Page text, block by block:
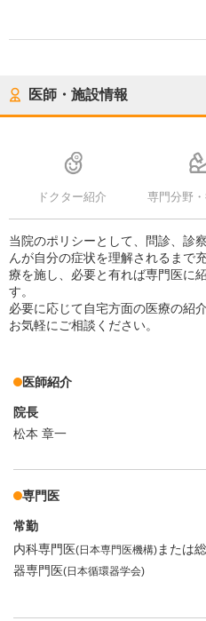
医師・施設情報
ドクター紹介 専門分野
当院のポリシーとして、問診、診
んが自分の症状を理解されるまで
療を施し、必要と有れば専門医に
す。
必要に応じて自宅方面の医療の紹
お気軽にご相談ください。
医師紹介
院長
松本 章一
専門医
常勤
内科専門医(日本専門医機構) または
器専門医(日本循環器学会)